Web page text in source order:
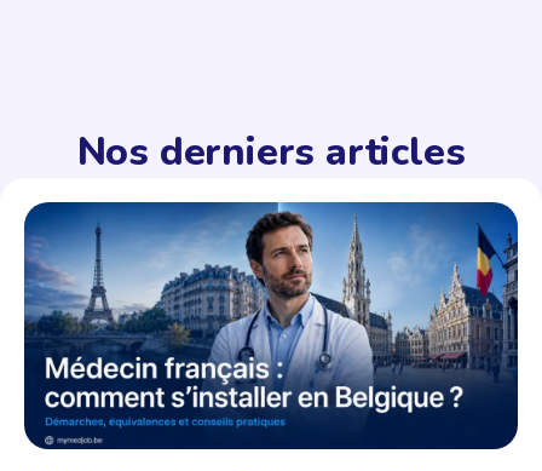
Nos derniers articles